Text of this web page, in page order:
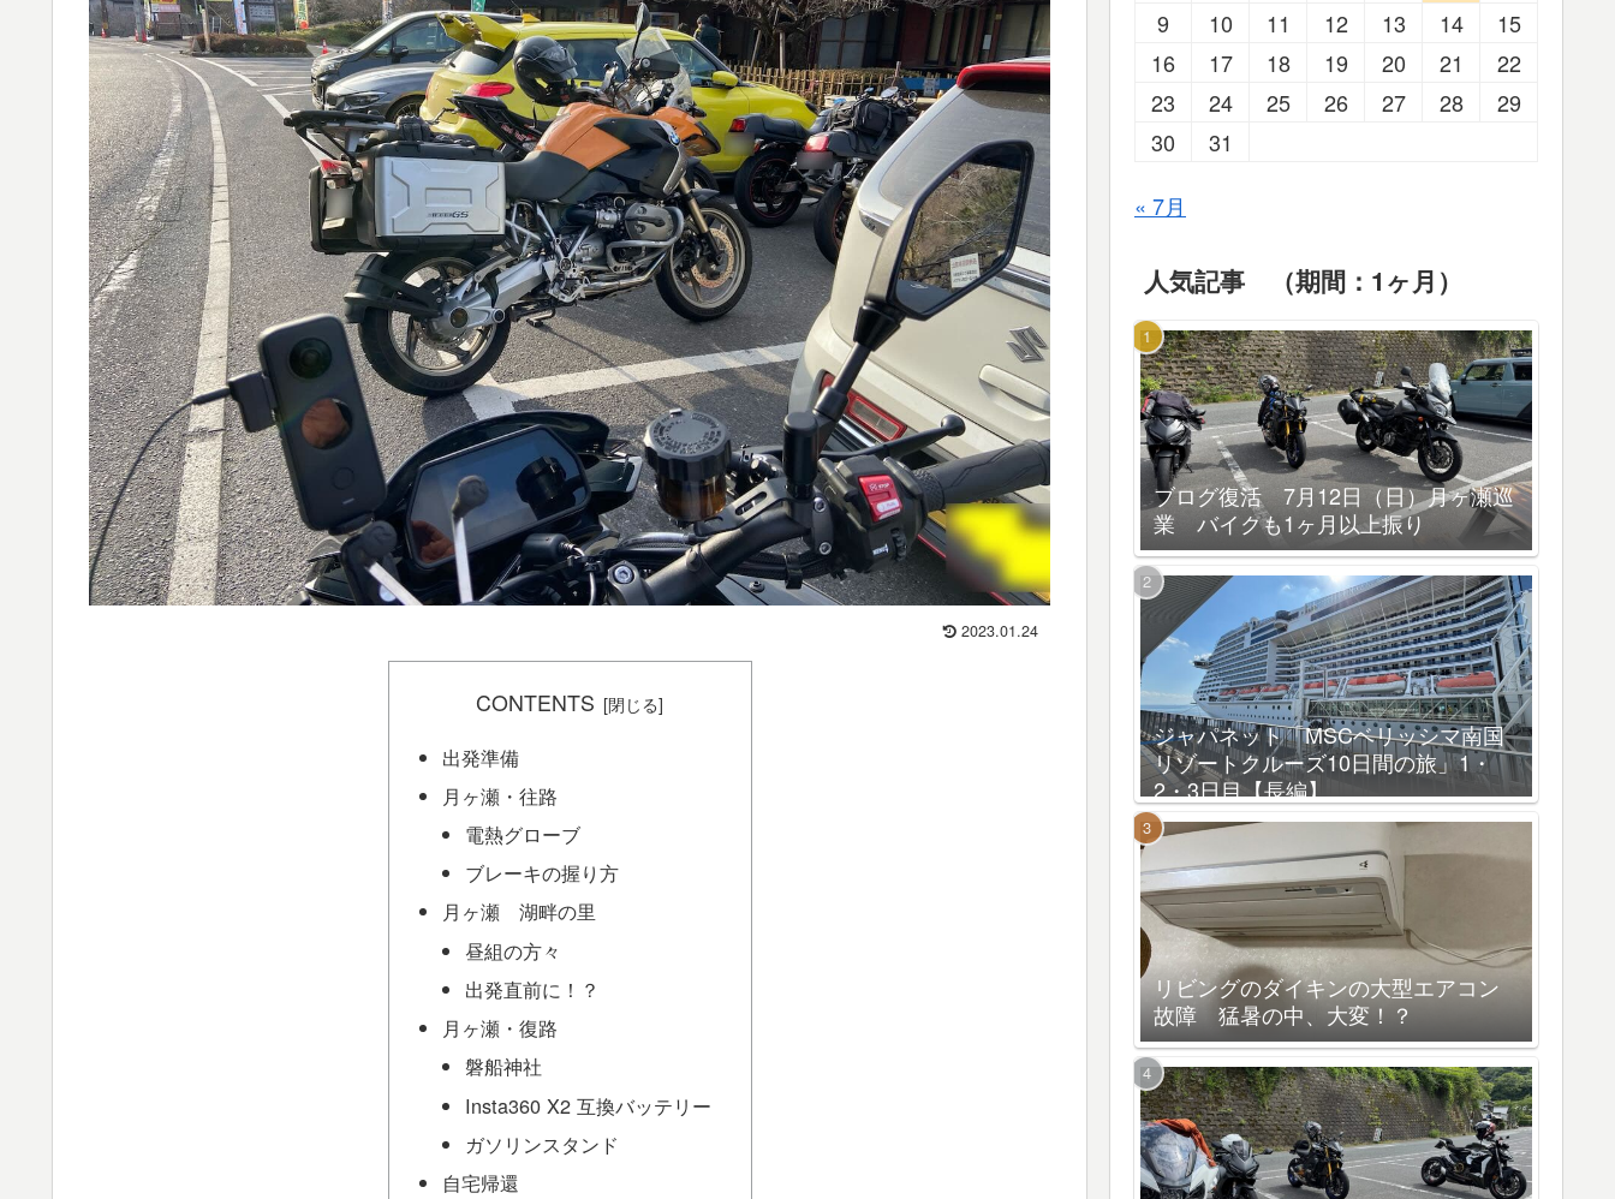
2023.01.24
CONTENTS
出発準備
月ヶ瀬・往路
電熱グローブ
ブレーキの握り方
月ヶ瀬 湖畔の里
昼組の方々
出発直前に！？
月ヶ瀬・復路
磐船神社
Insta360 X2 互換バッテリー
ガソリンスタンド
自宅帰還
9
10 11 12 13 14
15
16
17 18 19 20 21
22
23
24 25 26 27 28
29
30
31
« 7月
人気記事 （期間：1ヶ月）
ブログ復活 7月12日（日）月ヶ瀬巡
業 バイクも1ヶ月以上振り
ジャパネット「MSCベリッシマ南国
リゾートクルーズ10日間の旅」1・
2・3日目【長編】
リビングのダイキンの大型エアコン
故障 猛暑の中、大変！？